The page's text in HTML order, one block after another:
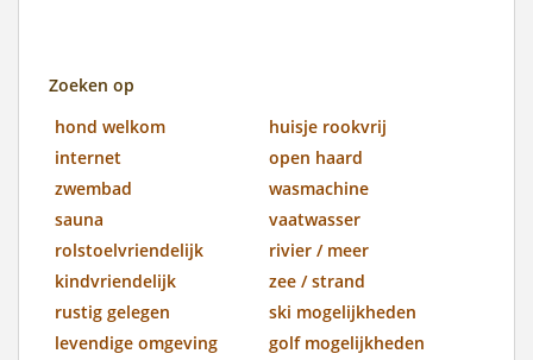
Zoeken op
hond welkom
huisje rookvrij
internet
open haard
zwembad
wasmachine
sauna
vaatwasser
rolstoelvriendelijk
rivier / meer
kindvriendelijk
zee / strand
rustig gelegen
ski mogelijkheden
levendige omgeving
golf mogelijkheden